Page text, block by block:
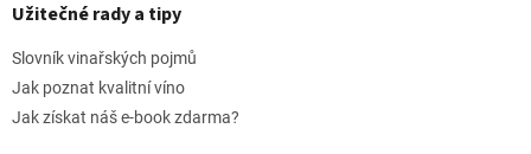
Užitečné rady a tipy
Slovník vinařských pojmů
Jak poznat kvalitní víno
Jak získat náš e-book zdarma?